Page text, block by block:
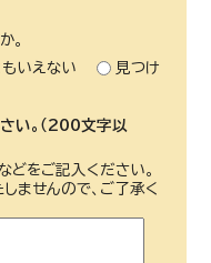
。
いえない
見つけ
い。（200文字以
どをご記入ください。
ませんので、ご了承く